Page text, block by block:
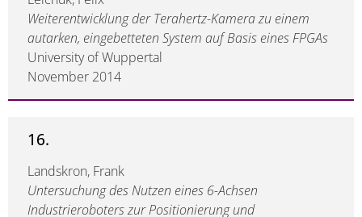
Weiterentwicklung der Terahertz-Kamera zu einem
autarken, eingebetteten System auf Basis eines FPGAs
University of Wuppertal
November 2014
16.
Landskron, Frank
Untersuchung des Nutzen eines 6-Achsen
Industrieroboters zur Positionierung und